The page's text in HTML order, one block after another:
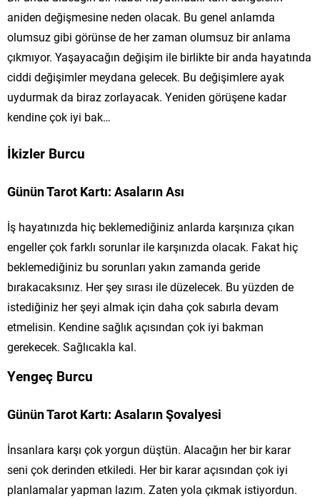
aniden değişmesine neden olacak. Bu genel anlamda
olumsuz gibi görünse de her zaman olumsuz bir anlama
çıkmıyor. Yaşayacağın değişim ile birlikte bir anda hayatında
ciddi değişimler meydana gelecek. Bu değişimlere ayak
uydurmak da biraz zorlayacak. Yeniden görüşene kadar
kendine çok iyi bak…
İkizler Burcu
Günün Tarot Kartı: Asaların Ası
İş hayatınızda hiç beklemediğiniz anlarda karşınıza çıkan
engeller çok farklı sorunlar ile karşınızda olacak. Fakat hiç
beklemediğiniz bu sorunları yakın zamanda geride
bırakacaksınız. Her şey sırası ile düzelecek. Bu yüzden de
istediğiniz her şeyi almak için daha çok sabırla devam
etmelisin. Kendine sağlık açısından çok iyi bakman
gerekecek. Sağlıcakla kal.
Yengeç Burcu
Günün Tarot Kartı: Asaların Şovalyesi
İnsanlara karşı çok yorgun düştün. Alacağın her bir karar
seni çok derinden etkiledi. Her bir karar açısından çok iyi
planlamalar yapman lazım. Zaten yola çıkmak istiyordun.